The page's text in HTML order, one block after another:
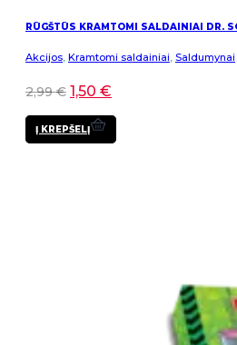
RŪGŠTŪS KRAMTOMI SALDAINIAI DR.
Akcijos, Kramtomi saldainiai, Saldumynai
2,99€ 1,50 €
Į KREPŠELĮ